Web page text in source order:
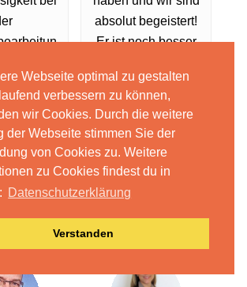
Webseite optimal zu gestalten
verbessern zu können,
wir Cookies. Durch die weitere
der Webseite stimmen Sie der
von Cookies zu. Weitere
zu Cookies findest du in
Datenschutzerklärung
Verstanden
Märchen“
und
weitere
Ihnen
absolut begeistert!
Er ist noch besser
haben und der Dreh
hat unglaublich viel
Vielen herzlichen
Dank! Wir freuen